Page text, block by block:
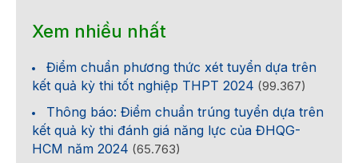
Xem nhiều nhất
Điểm chuẩn phương thức xét tuyển dựa trên
kết quả kỳ thi tốt nghiệp THPT 2024 (99.367)
Thông báo: Điểm chuẩn trúng tuyển dựa trên
kết quả kỳ thi đánh giá năng lực của ĐHQG-
HCM năm 2024 (65.763)